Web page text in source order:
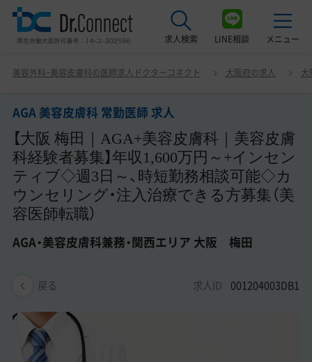
求人検索 LINE相談 メニュー
美容クリニック見学ご希望の方はこちら
サービス紹介
ドクターコネクトの強み
エージェント紹介
常勤求人一覧
非常勤・アルバイト求人一覧
美容医療医師の転職お役立ちコンテンツ
美容クリニック見学・研修情報
美容外科・美容皮膚科の医師求人ドクターコネクト 大阪府の求人 大
AGA 美容皮膚科 常勤医師 求人
【大阪 梅田｜AGA+美容皮膚科｜美容皮膚
科経験者募集】年収1,600万円～+インセン
ティブ◇週3日～、時短勤務相談可能◇カ
ウンセリング・注入治療できる方募集（美
容医師転職）
AGA・美容皮膚科兼務・関西エリア 大阪 梅田
戻る 求人ID 001204003DB1
AGA 美容皮膚科 常勤医師 求人 【大阪 梅田｜AGA+美容皮
膚科｜美容皮膚科経験者募集】年収1,600万円～+インセン
入治療できる方募集（美容医師転職） AGA・美容皮膚科兼